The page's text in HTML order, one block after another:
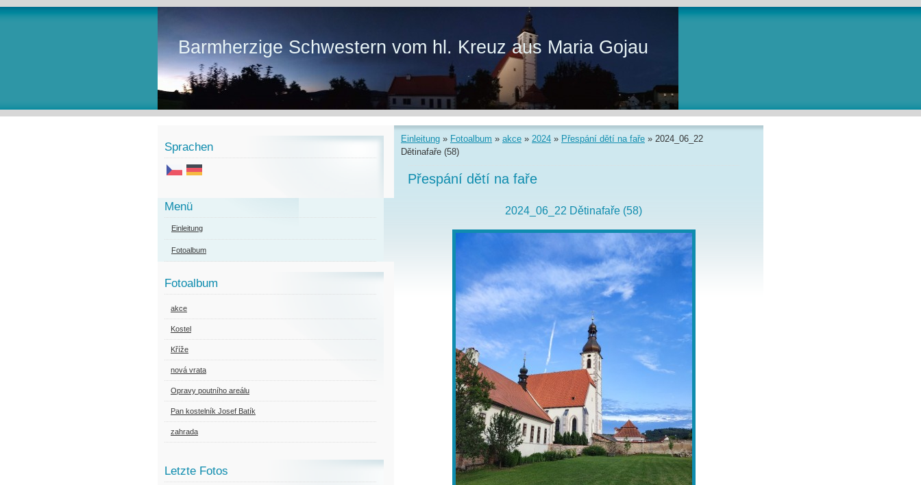
Barmherzige Schwestern vom hl. Kreuz aus Maria Gojau
Einleitung » Fotoalbum » akce » 2024 » Přespání dětí na faře » 2024_06_22
Dětinafaře (58)
Přespání dětí na faře
2024_06_22 Dětinafaře (58)
Sprachen
Menü
Einleitung
Fotoalbum
Fotoalbum
akce
Kostel
Kříže
nová vrata
Opravy poutního areálu
Pan kostelník Josef Batík
zahrada
Letzte Fotos